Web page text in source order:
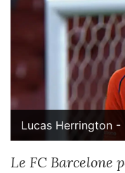
Lucas Herrington -
Le FC Barcelone